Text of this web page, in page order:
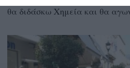
θα διδάσκω Χημεία και θα